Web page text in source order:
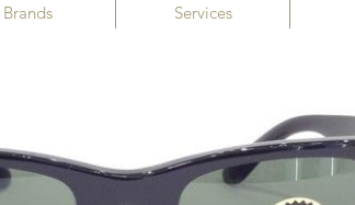
Brands Services